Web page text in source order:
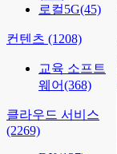
로컬5G(45)
컨텐츠 (1208)
교육 소프트
웨어(368)
클라우드 서비스
(2269)